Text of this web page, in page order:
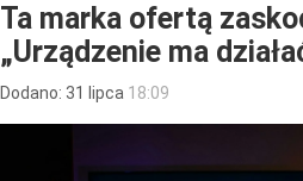
Ta marka ofertą
„Urządzenie ma
Dodano: 31 lipca 18:09